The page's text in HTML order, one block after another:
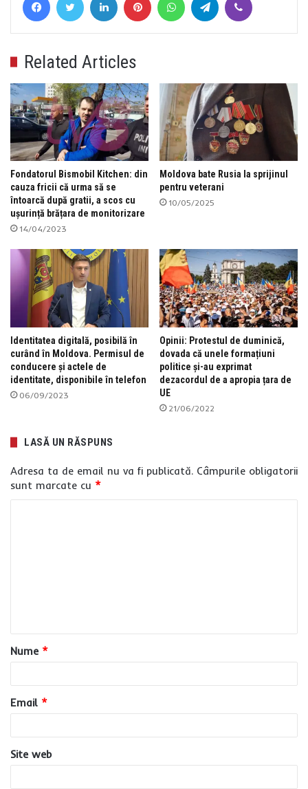
Related Articles
Fondatorul Bismobil Kitchen: din
cauza fricii că urma să se
întoarcă după gratii, a scos cu
ușurință brățara de monitorizare
14/04/2023
Moldova bate Rusia la sprijinul
pentru veterani
10/05/2025
Identitatea digitală, posibilă în
curând în Moldova. Permisul de
conducere și actele de
identitate, disponibile în telefon
06/09/2023
Opinii: Protestul de duminică,
dovada că unele formațiuni
politice și-au exprimat
dezacordul de a apropia țara de
UE
21/06/2022
LASĂ UN RĂSPUNS
Adresa ta de email nu va fi publicată. Câmpurile obligatorii
sunt marcate cu *
a
r
*
Nume *
Email *
Site web